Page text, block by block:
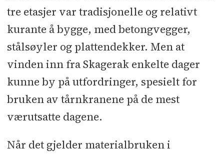
tre etasjer var tradisjonelle og relativt
kurante å bygge, med betongvegger,
stålsøyler og plattendekker. Men at
vinden inn fra Skagerak enkelte dager
kunne by på utfordringer, spesielt for
bruken av tårnkranene på de mest
værutsatte dagene.
Når det gjelder materialbruken i